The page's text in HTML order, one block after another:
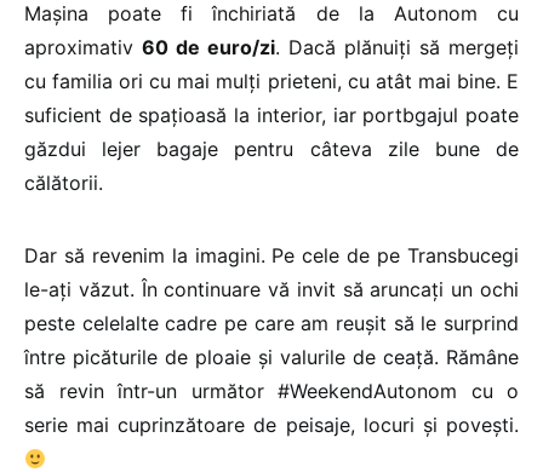
Mașina poate fi închiriată de la Autonom cu
aproximativ 60 de euro/zi. Dacă plănuiți să mergeți
cu familia ori cu mai mulți prieteni, cu atât mai bine. E
suficient de spațioasă la interior, iar portbgajul poate
găzdui lejer bagaje pentru câteva zile bune de
călătorii.
Dar să revenim la imagini. Pe cele de pe Transbucegi
le-ați văzut. În continuare vă invit să aruncați un ochi
peste celelalte cadre pe care am reușit să le surprind
între picăturile de ploaie și valurile de ceață. Rămâne
să revin într-un următor #WeekendAutonom cu o
serie mai cuprinzătoare de peisaje, locuri și povești.